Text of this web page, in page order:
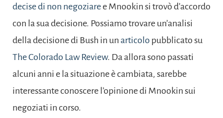
decise di non negoziaree Mnookin si trovò d’accordo
con la sua decisione. Possiamo trovare un’analisi
della decisione di Bush in un articolo pubblicato su
The Colorado Law Review. Da allora sono passati
alcuni anni e la situazione è cambiata, sarebbe
interessante conoscere l’opinione di Mnookin sui
negoziati in corso.